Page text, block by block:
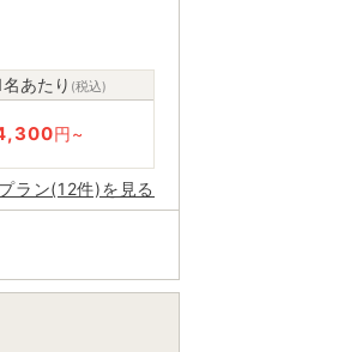
あたり (税込)
円~
ラン(12件)を見る